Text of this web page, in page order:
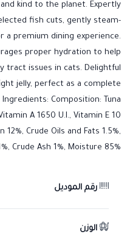
kind to the planet. Expertly
fish cuts, gently steam-
a premium dining experience.
proper hydration to help
tract issues in cats. Delightful
jelly, perfect as a complete
Composition: Tuna
A 1650 U.I., Vitamin E 10
Crude Oils and Fats 1.5%,
Crude Ash 1%, Moisture 85%.
رقم الموديل
الوزن